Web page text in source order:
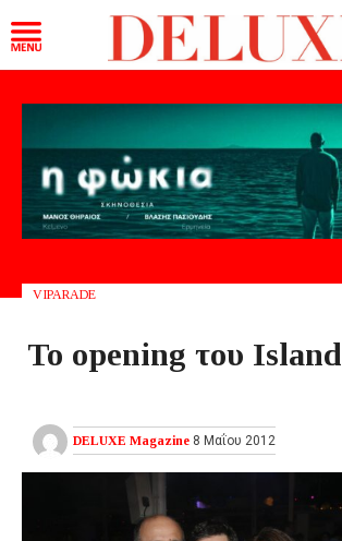
VIPARADE
Το opening του Island
DELUXE Magazine 8 Μαΐου 2012